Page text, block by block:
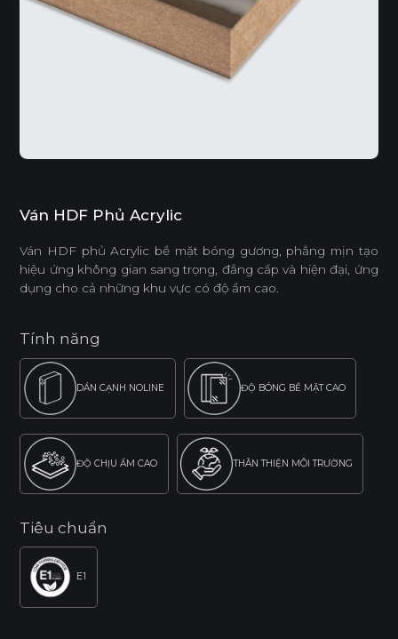
Ván HDF Phủ Acrylic
Ván HDF phủ Acrylic bề mặt bóng gương, phẳng mịn tạo
hiệu ứng không gian sang trọng, đẳng cấp và hiện đại, ứng
dụng cho cả những khu vực có độ ẩm cao.
Tính năng
DÁN CẠNH NOLINE ĐỘ BÓNG BỀ MẶT CAO
ĐỘ CHỊU ẨM CAO THÂN THIỆN MÔI TRƯỜNG
Tiêu chuẩn
E1